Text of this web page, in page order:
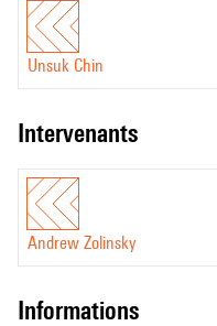
Unsuk Chin
intervenants
Andrew Zolinsky
informations